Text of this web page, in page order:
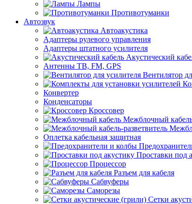
Лампы
Противотуманки
Автозвук
Автоакустика
Адаптеры рулевого управления
Адаптеры штатного усилителя
Акустический
Антенны ТВ, FM, GPS
Вентилятор
Конвертер
Конденсаторы
Кроссовер
Межблочный
Оплетка кабельная защитная
Проставки под
Процессор
Разъем для кабеля
Сабвуферы
Саморезы
Сетки